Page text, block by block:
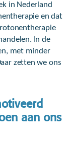
in Nederland
en dat
In de
met minder
zetten we ons
aan ons